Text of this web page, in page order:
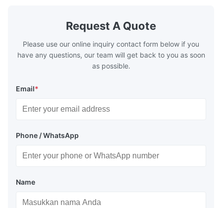
boilers is generally in the temperature
range of 200°C – 250°C, so there
Request A Quote
Please use our online inquiry contact form below if you
have any questions, our team will get back to you as soon
as possible.
Email*
Phone / WhatsApp
Name